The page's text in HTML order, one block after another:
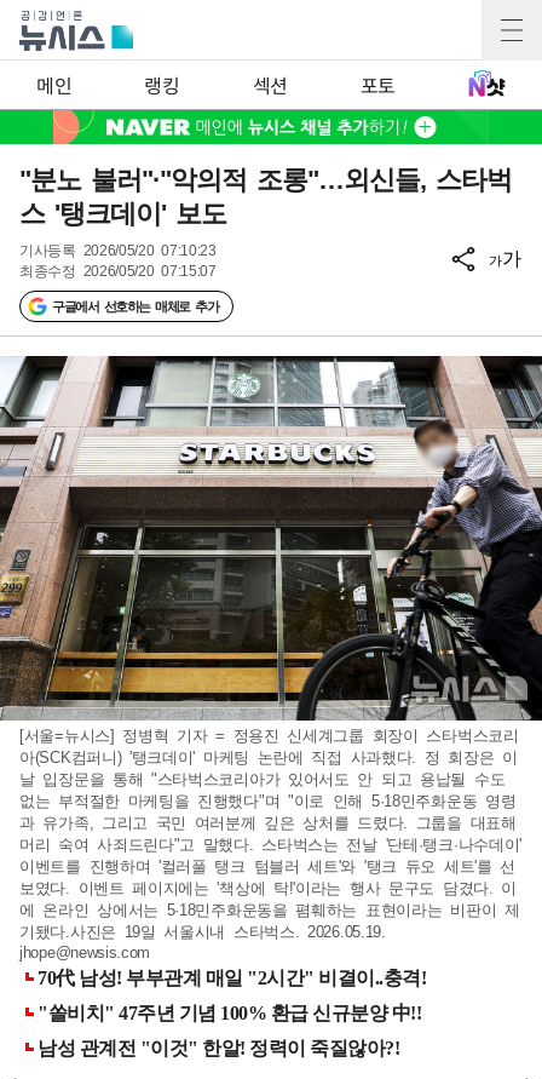
메인 랭킹 섹션 포토
"분노 불러"·"악의적 조롱"…외신들, 스타벅
스 '탱크데이' 보도
기사등록 2026/05/20 07:10:23
최종수정 2026/05/20 07:15:07
구글에서 선호하는 매체로 추가
가가
[서울=뉴시스] 정병혁 기자 = 정용진 신세계그룹 회장이 스타벅스코리
아(SCK컴퍼니) '탱크데이' 마케팅 논란에 직접 사과했다. 정 회장은 이
날 입장문을 통해 "스타벅스코리아가 있어서도 안 되고 용납될 수도
없는 부적절한 마케팅을 진행했다"며 "이로 인해 5·18민주화운동 영령
과 유가족, 그리고 국민 여러분께 깊은 상처를 드렸다. 그룹을 대표해
머리 숙여 사죄드린다"고 말했다. 스타벅스는 전날 '단테·탱크·나수데이'
이벤트를 진행하며 '컬러풀 탱크 텀블러 세트'와 '탱크 듀오 세트'를 선
보였다. 이벤트 페이지에는 '책상에 탁!'이라는 행사 문구도 담겼다. 이
에 온라인 상에서는 5·18민주화운동을 폄훼하는 표현이라는 비판이 제
기됐다.사진은 19일 서울시내 스타벅스. 2026.05.19.
jhope@newsis.com